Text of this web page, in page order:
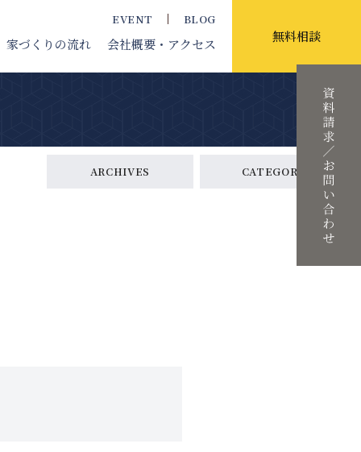
家づくりの流れ 会社概要 ・アクセス
EVENT BLOG
無料相談
ARCHIVES CATEGORY